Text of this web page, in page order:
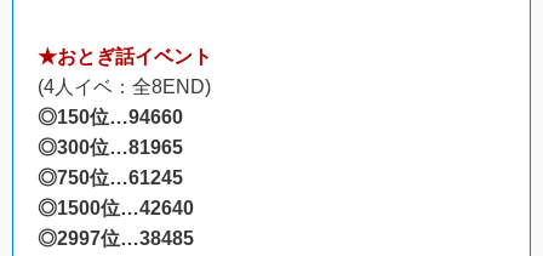
★おとぎ話イベント
(4人イベ：全8END)
◎150位…94660
◎300位…81965
◎750位…61245
◎1500位…42640
◎2997位…38485